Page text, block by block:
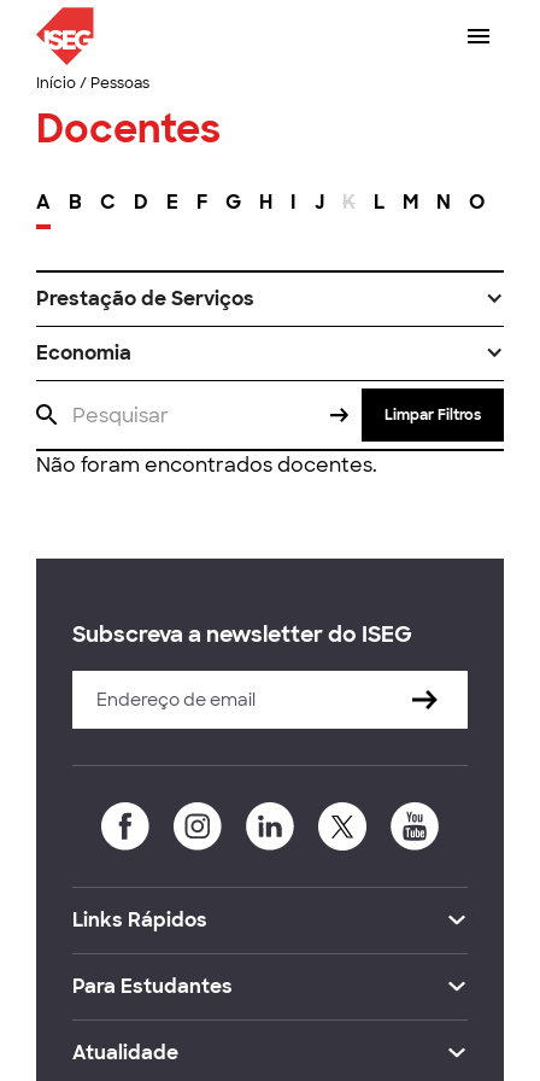
Início/ Pessoas
Docentes
A B C D E F G H I J K L M N O
Prestação de Serviços
Economia
Limpar Filtros
Não foram encontrados docentes.
Subscreva a newsletter do ISEG
Links Rápidos
Para Estudantes
Atualidade